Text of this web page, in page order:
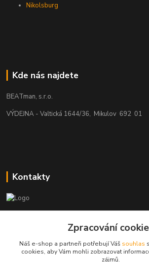
Nikolsburg
Kde nás najdete
BEATman, s.r.o.
VÝDEJNA - Valtická 1644/36, Mikulov 692 01
Kontakty
elektro@beatman.cz
Zpracování
Náš e-shop a partneři potřebují Váš souhlas
cookies, aby Vám mohli zobrazovat
zájmů.